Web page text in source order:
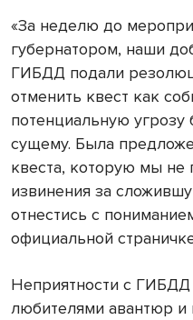
«За неделю до
губернатором, наши
ГИБДД подали
отменить квест как
потенциальную угрозу
сущему. Была
квеста, которую мы
извинения за
отнестись с
официальной
Неприятности с
любителями авантюр и